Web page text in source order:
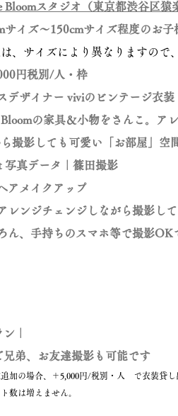
Bloomスタジオ（東京都渋谷区猿
サイズ〜150cmサイズ程度のお子
ズにより異なりますので、当
円税別/人・枠
ナー viviのビンテージ衣装
の家具＆小物をさんこ。アレ
しても可愛い「お部屋」空間
データ｜篠田撮影
アメイクアップ
チェンジしながら撮影して
持ちのスマホ等で撮影OK
｜
弟、お友達撮影も可能です
の場合、＋5,000円/税別・人 で衣装貸し
は増えません。